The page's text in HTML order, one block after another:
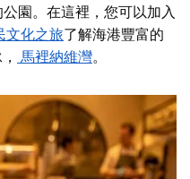
園。在這裡，您可以加入
化之旅了解海港豐富的
馬裡納維灣。